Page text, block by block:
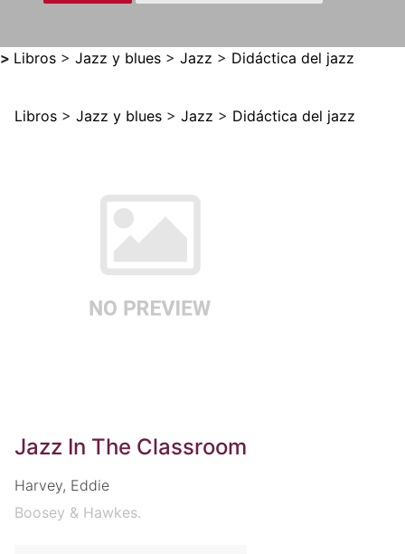
> Libros > Jazz y blues > Jazz > Didáctica del jazz
Libros > Jazz y blues > Jazz > Didáctica del jazz
Jazz In The Classroom
Harvey, Eddie
Boosey & Hawkes.